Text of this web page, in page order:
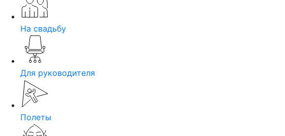
На свадьбу
Для руководителя
Полеты